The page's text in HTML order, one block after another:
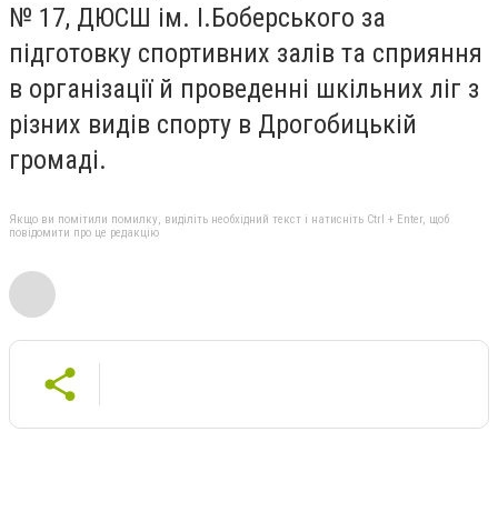
№ 17, ДЮСШ ім. І.Боберського за
підготовку спортивних залів та сприяння
в організації й проведенні шкільних ліг з
різних видів спорту в Дрогобицькій
громаді.
Якщо ви помітили помилку, виділіть необхідний текст і натисніть Ctrl + Enter, щоб
повідомити про це редакцію